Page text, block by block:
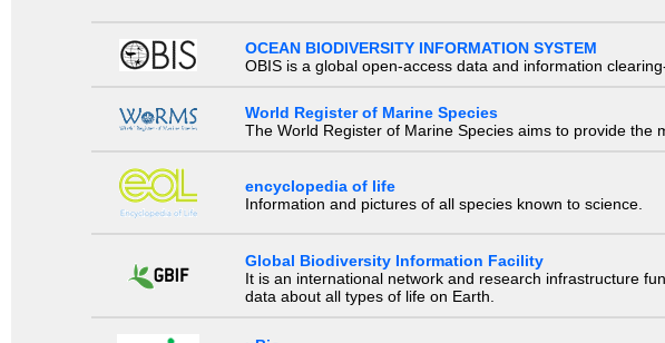
OCEAN BIODIVERSITY INFORMATION SYSTEM
OBIS is a global open-access data and information
World Register of Marine Species
The World Register of Marine Species aims to provide the
encyclopedia of life
Information and pictures of all species known to science.
Global Biodiversity Information Facility
It is an international network and research infrastructure
data about all types of life on Earth.